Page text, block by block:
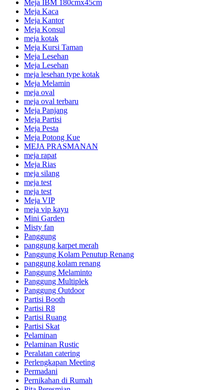
Meja IBM 180cmx45cm
Meja Kaca
Meja Kantor
Meja Konsul
meja kotak
Meja Kursi Taman
Meja Lesehan
Meja Lesehan
meja lesehan type kotak
Meja Melamin
meja oval
meja oval terbaru
Meja Panjang
Meja Partisi
Meja Pesta
Meja Potong Kue
MEJA PRASMANAN
meja rapat
Meja Rias
meja silang
meja test
meja test
Meja VIP
meja vip kayu
Mini Garden
Misty fan
Panggung
panggung karpet merah
Panggung Kolam Penutup Renang
panggung kolam renang
Panggung Melaminto
Panggung Multiplek
Panggung Outdoor
Partisi Booth
Partisi R8
Partisi Ruang
Partisi Skat
Pelaminan
Pelaminan Rustic
Peralatan catering
Perlengkapan Meeting
Permadani
Pernikahan di Rumah